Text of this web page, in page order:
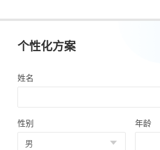
个性化方案
姓名
性别 年龄